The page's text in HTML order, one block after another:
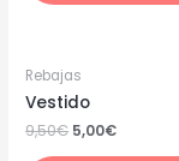
Rebajas
Vestido
9,50€ 5,00€